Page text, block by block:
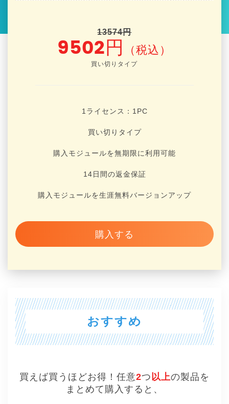
13574円
9502円 （税込）
買い切りタイプ
1ライセンス：1 PC
買い切りタイプ
購入モジュールを無期限に利用可能
14日間の返金保証
購入モジュールを生涯無料バージョンアップ
購入する
おすすめ
買えば買うほどお得！任意2つ 以上の製品を
まとめて購入すると、